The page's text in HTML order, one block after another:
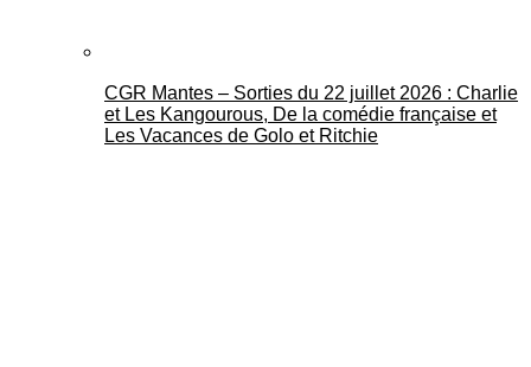
CGR Mantes – Sorties du 22 juillet 2026 : Charlie
et Les Kangourous, De la comédie française et
Les Vacances de Golo et Ritchie